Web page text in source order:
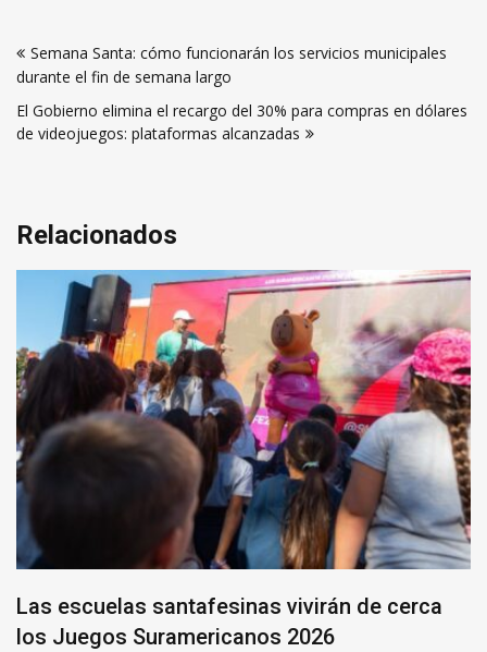
de
entradas
Semana Santa: cómo funcionarán los servicios municipales
durante el fin de semana largo
El Gobierno elimina el recargo del 30% para compras en dólares
de videojuegos: plataformas alcanzadas
Relacionados
Las escuelas santafesinas vivirán de cerca
los Juegos Suramericanos 2026